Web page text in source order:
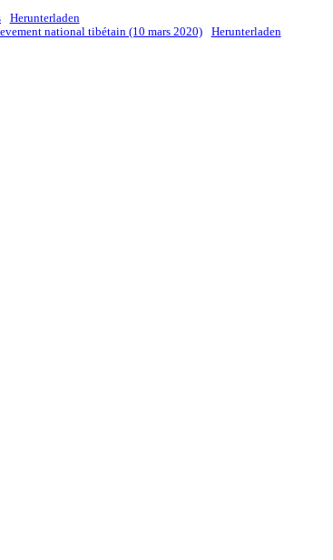
Herunterladen
national tibétain (10 mars 2020)
Herunterladen